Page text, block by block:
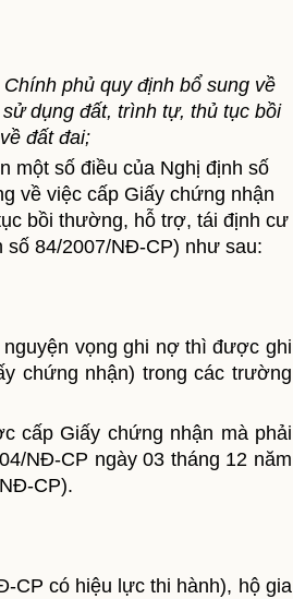
phủ quy định bổ sung về
dụng đất, trình tự, thủ tục bồi
đất đai;
một số điều của Nghị định số
về việc cấp Giấy chứng nhận
bồi thường, hỗ trợ, tái định cư
số 84/2007/NĐ-CP) như sau:
nguyện vọng ghi nợ thì được ghi
chứng nhận) trong các trường
cấp Giấy chứng nhận mà phải
NĐ-CP ngày 03 tháng 12 năm
CP).
CP có hiệu lực thi hành), hộ gia